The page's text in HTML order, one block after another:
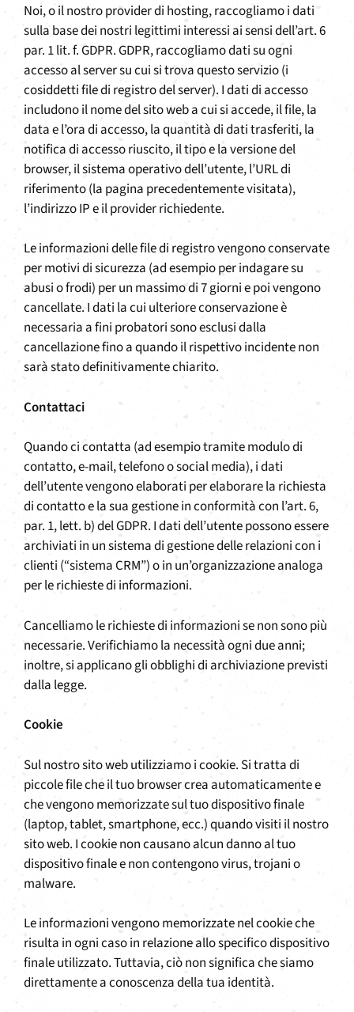
Noi, o il nostro provider di hosting, raccogliamo i dati
sulla base dei nostri legittimi interessi ai sensi dell’art. 6
par. 1 lit. f. GDPR. GDPR, raccogliamo dati su ogni
accesso al server su cui si trova questo servizio (i
cosiddetti file di registro del server). I dati di accesso
includono il nome del sito web a cui si accede, il file, la
data e l’ora di accesso, la quantità di dati trasferiti, la
notifica di accesso riuscito, il tipo e la versione del
browser, il sistema operativo dell’utente, l’URL di
riferimento (la pagina precedentemente visitata),
l’indirizzo IP e il provider richiedente.
Le informazioni delle file di registro vengono conservate
per motivi di sicurezza (ad esempio per indagare su
abusi o frodi) per un massimo di 7 giorni e poi vengono
cancellate. I dati la cui ulteriore conservazione è
necessaria a fini probatori sono esclusi dalla
cancellazione fino a quando il rispettivo incidente non
sarà stato definitivamente chiarito.
Contattaci
Quando ci contatta (ad esempio tramite modulo di
contatto, e-mail, telefono o social media), i dati
dell’utente vengono elaborati per elaborare la richiesta
di contatto e la sua gestione in conformità con l’art. 6,
par. 1, lett. b) del GDPR. I dati dell’utente possono essere
archiviati in un sistema di gestione delle relazioni con i
clienti (“sistema CRM”) o in un’organizzazione analoga
per le richieste di informazioni.
Cancelliamo le richieste di informazioni se non sono più
necessarie. Verifichiamo la necessità ogni due anni;
inoltre, si applicano gli obblighi di archiviazione previsti
dalla legge.
Cookie
Sul nostro sito web utilizziamo i cookie. Si tratta di
piccole file che il tuo browser crea automaticamente e
che vengono memorizzate sul tuo dispositivo finale
(laptop, tablet, smartphone, ecc.) quando visiti il nostro
sito web. I cookie non causano alcun danno al tuo
dispositivo finale e non contengono virus, trojani o
malware.
Le informazioni vengono memorizzate nel cookie che
risulta in ogni caso in relazione allo specifico dispositivo
finale utilizzato. Tuttavia, ciò non significa che siamo
direttamente a conoscenza della tua identità.